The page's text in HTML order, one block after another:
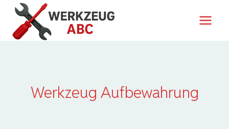
Zum
Inhalt
springen
Werkzeug Aufbewahrung